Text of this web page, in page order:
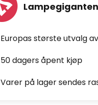
Europas største utvalg
50 dagers åpent kjøp
Varer på lager sendes